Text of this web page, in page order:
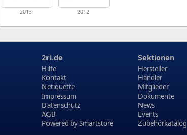
2013 2012
2ri.de
Hilfe
Kontakt
Netiquette
Impressum
Datenschutz
AGB
Powered bySmartstore
Sektionen
Hersteller
Händler
Mitglieder
Dokumente
News
Events
Zubehörkatalog